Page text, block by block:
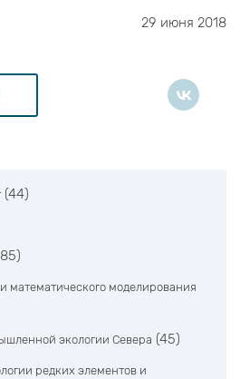
29 июня 2018
(44)
математического моделирования
экологии Севера (45)
редких элементов и